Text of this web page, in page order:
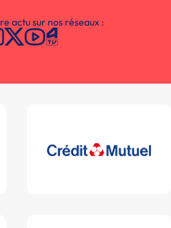
actu sur nos réseaux :